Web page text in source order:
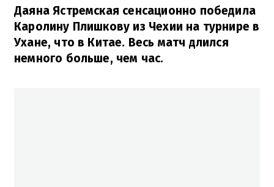
Даяна Ястремская сенсационно победила
Каролину Плишкову из Чехии на турнире в
Ухане, что в Китае. Весь матч длился
немного больше, чем час.